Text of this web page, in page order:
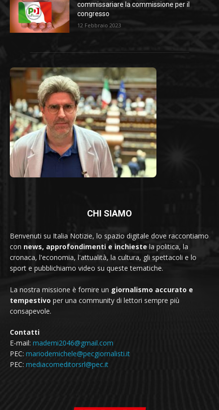
commissariare la commissione per il
congresso
12 Febbraio 2023
CHI SIAMO
Benvenuti su Italia Notizie, lo spazio digitale dove raccontiamo
con news, approfondimenti e inchieste la politica, la
cronaca, l'economia, l'attualità, la cultura, gli spettacoli e lo
sport e pubblichiamo video su queste tematiche.
La nostra missione è fornire un giornalismo accurato e
tempestivo per una community di lettori sempre più
consapevole.
Contatti
E-mail: mademi2046@gmail.com
PEC: mariodemichele@pecgiornalisti.it
PEC: mediacomeditorsrl@pec.it